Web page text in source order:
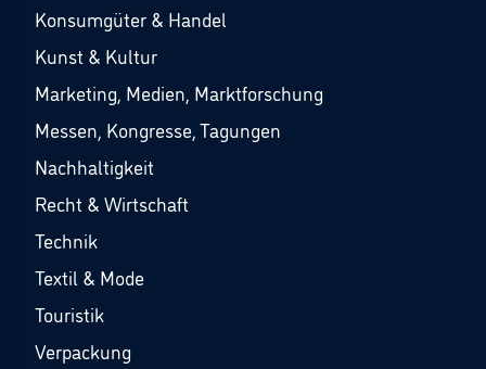
Konsumgüter & Handel
Kunst & Kultur
Marketing, Medien, Marktforschung
Messen, Kongresse, Tagungen
Nachhaltigkeit
Recht & Wirtschaft
Technik
Textil & Mode
Touristik
Verpackung